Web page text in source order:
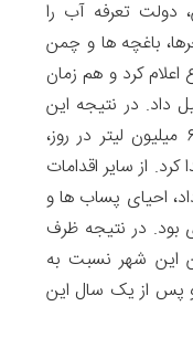
دولت تعرفه آب را
باغچه ها و چمن
اعلام کرد و هم زمان
داد. در نتیجه این
عملیات، مصرف آب کیپ تاون از ۶۰۰ میلیون لیتر در روز،
پیدا کرد. از سایر اقدامات
احیای پساب ها و
بود. در نتیجه ظرف
این شهر نسبت به
کرد و پس از یک سال این